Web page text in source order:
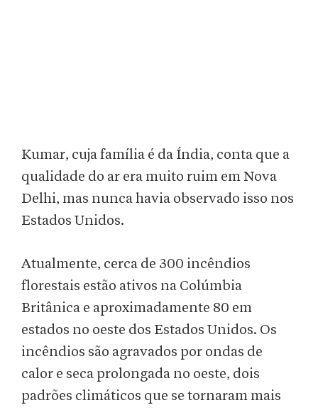
Kumar, cuja família é da Índia, conta que a
qualidade do ar era muito ruim em Nova
Delhi, mas nunca havia observado isso nos
Estados Unidos.
Atualmente, cerca de 300 incêndios
florestais estão ativos na Colúmbia
Britânica e aproximadamente 80 em
estados no oeste dos Estados Unidos. Os
incêndios são agravados por ondas de
calor e seca prolongada no oeste, dois
padrões climáticos que se tornaram mais